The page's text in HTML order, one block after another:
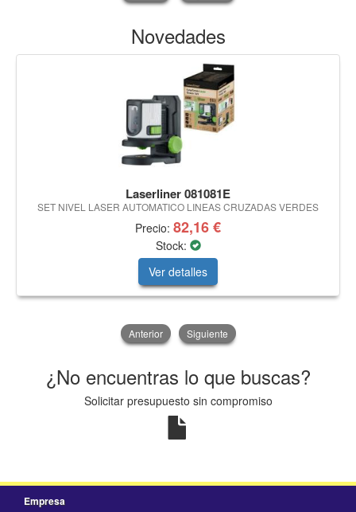
Novedades
Laserliner 081081E
SET NIVEL LASER AUTOMATICO LINEAS CRUZADAS VERDES
Precio: 82,16 €
Stock:
Ver detalles
Anterior Siguiente
¿No encuentras lo que buscas?
Solicitar presupuesto sin compromiso
Empresa